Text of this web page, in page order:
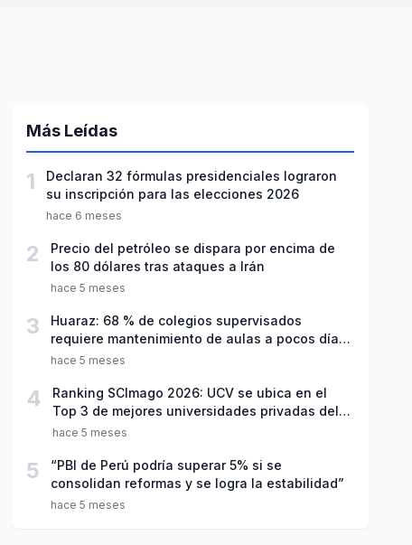
Más Leídas
1
Declaran 32 fórmulas presidenciales lograron
su inscripción para las elecciones 2026
hace 6 meses
2
Precio del petróleo se dispara por encima de
los 80 dólares tras ataques a Irán
hace 5 meses
3
Huaraz: 68 % de colegios supervisados
requiere mantenimiento de aulas a pocos días
de inicio del año escolar 2026
hace 5 meses
4
Ranking SCImago 2026: UCV se ubica en el
Top 3 de mejores universidades privadas del
Perú
hace 5 meses
5
“PBI de Perú podría superar 5% si se
consolidan reformas y se logra la estabilidad”
hace 5 meses